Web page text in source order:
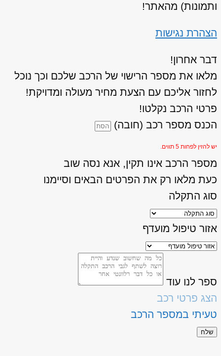
ותמונות) מהאתר!
הצהרת נגישות
דבר אחרון!
מלאו את מספר הרישוי של הרכב שלכם וכך נוכל
לחזור אליכם עם הצעת מחיר מעולה ומדויקת!
פרטי הרכב נקלטו!
הכנס מספר רכב (חובה)
יש להזין לפחות 5 תווים.
מספר הרכב אינו תקין, אנא נסה שוב
כעת מלאו רק את הפרטים הבאים וסיימנו
סוג התקלה
אזור טיפול מועדף
ספר לנו עוד
הצג פרטי רכב
טעיתי במספר הרכב
שלח